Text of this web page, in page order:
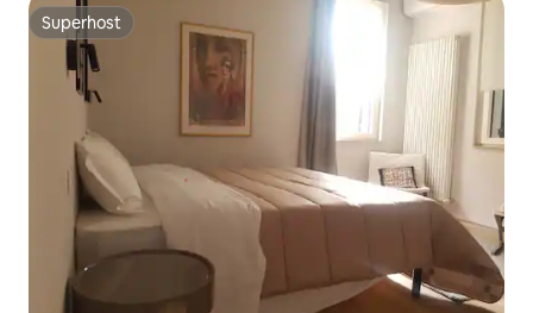
Superhost
Superhost